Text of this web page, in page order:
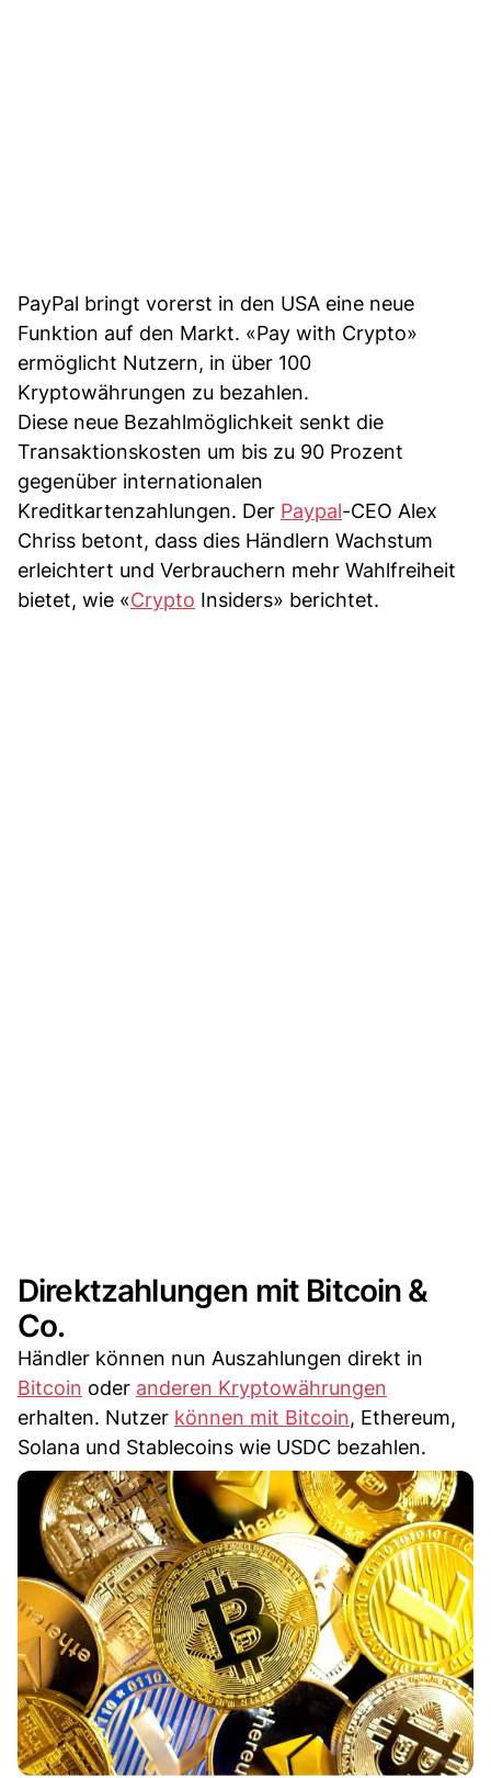
PayPal bringt vorerst in den USA eine neue
Funktion auf den Markt. «Pay with Crypto»
ermöglicht Nutzern, in über 100
Kryptowährungen zu bezahlen.
Diese neue Bezahlmöglichkeit senkt die
Transaktionskosten um bis zu 90 Prozent
gegenüber internationalen
Kreditkartenzahlungen. Der Paypal-CEO Alex
Chriss betont, dass dies Händlern Wachstum
erleichtert und Verbrauchern mehr Wahlfreiheit
bietet, wie «Crypto Insiders» berichtet.
Direktzahlungen mit Bitcoin &
Co.
Händler können nun Auszahlungen direkt in
Bitcoin oder anderen Kryptowährungen
erhalten. Nutzer können mit Bitcoin, Ethereum,
Solana und Stablecoins wie USDC bezahlen.